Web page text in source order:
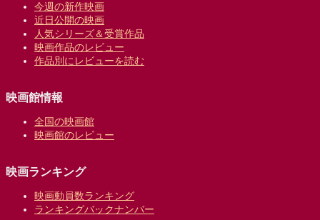
今週の新作映画
近日公開の映画
人気シリーズ＆受賞作品
映画作品のレビュー
作品別にレビューを読む
映画館情報
全国の映画館
映画館のレビュー
映画ランキング
映画動員数ランキング
ランキングバックナンバー